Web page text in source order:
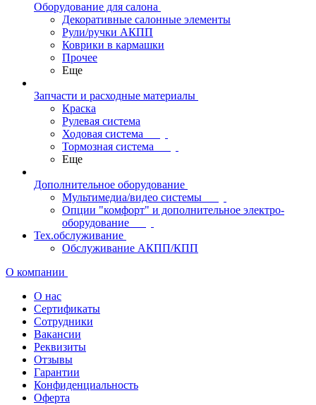
Оборудование для салона
Декоративные салонные элементы
Рули/ручки АКПП
Коврики в кармашки
Прочее
Еще
Запчасти и расходные материалы
Краска
Рулевая система
Ходовая система
Тормозная система
Еще
Дополнительное оборудование
Мультимедиа/видео системы
Опции "комфорт" и дополнительное электро-
оборудование
Тех.обслуживание
Обслуживание АКПП/КПП
О компании
О нас
Сертификаты
Сотрудники
Вакансии
Реквизиты
Отзывы
Гарантии
Конфиденциальность
Оферта